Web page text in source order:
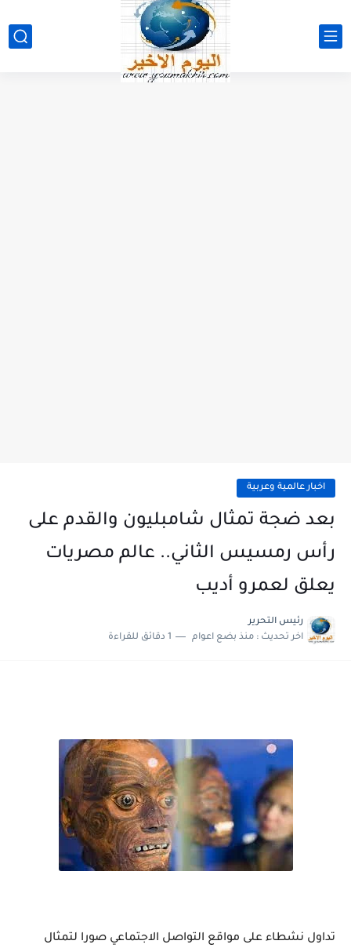
اخبار عالمية وعربية
بعد ضجة تمثال شامبليون والقدم على
رأس رمسيس الثاني.. عالم مصريات
يعلق لعمرو أديب
رئيس التحرير
اخر تحديث : منذ بضع اعوام 1 دقائق للقراءة
تداول نشطاء على مواقع التواصل الاجتماعي صورا لتمثال